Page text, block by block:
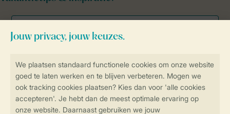
Veilig en snel online boeken
Veilige gegevensoverdracht